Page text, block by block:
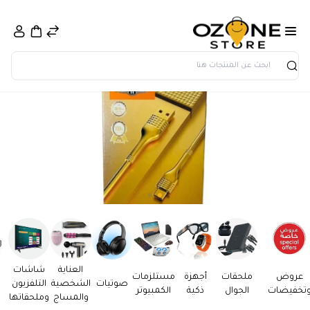
بحث
عروض
ملحقات
الجوال
أجهزة
ذكية
مستلزمات
الكمبيوتر
صوتيات
العناية
الشخصية
والمساج
شاشات
التلفزيون
وملحقاتها